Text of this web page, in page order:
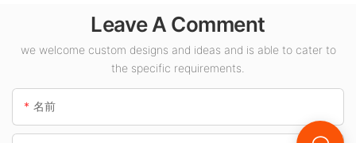
LED キャノピー ラ
イト サプライヤーで
Leave A Comment
we welcome custom designs and ideas and is able to cater to
the specific requirements.
名前